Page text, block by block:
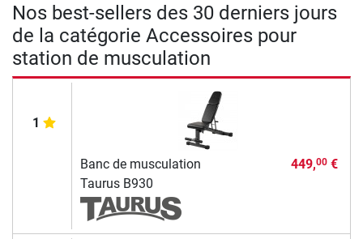
Nos best-sellers des 30 derniers jours
de la catégorie Accessoires pour
station de musculation
1
Banc de musculation
Taurus B930
449,00€